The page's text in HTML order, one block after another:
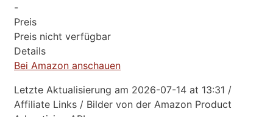
-
Preis
Preis nicht verfügbar
Details
Bei Amazon anschauen
Letzte Aktualisierung am 2026-07-14 at 13:31 /
Affiliate Links / Bilder von der Amazon Product